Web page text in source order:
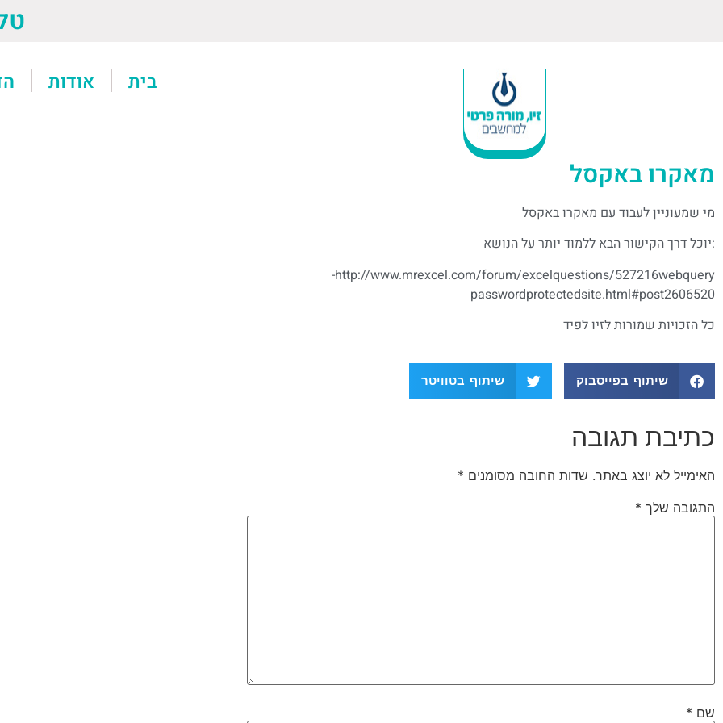
טל:
בית אודות
מאקרו באקסל
מי שמעוניין לעבוד עם מאקרו באקסל
:יוכל דרך הקישור הבא ללמוד יותר על הנושא
http://www.mrexcel.com/forum/excel­questions/527216­web­query-
password­protected­site.html#post2606520
כל הזכויות שמורות לזיו לפיד
שיתוף בפייסבוק שיתוף בטוויטר
כתיבת תגובה
האימייל לא יוצג באתר. שדות החובה מסומנים *
התגובה שלך *
שם *